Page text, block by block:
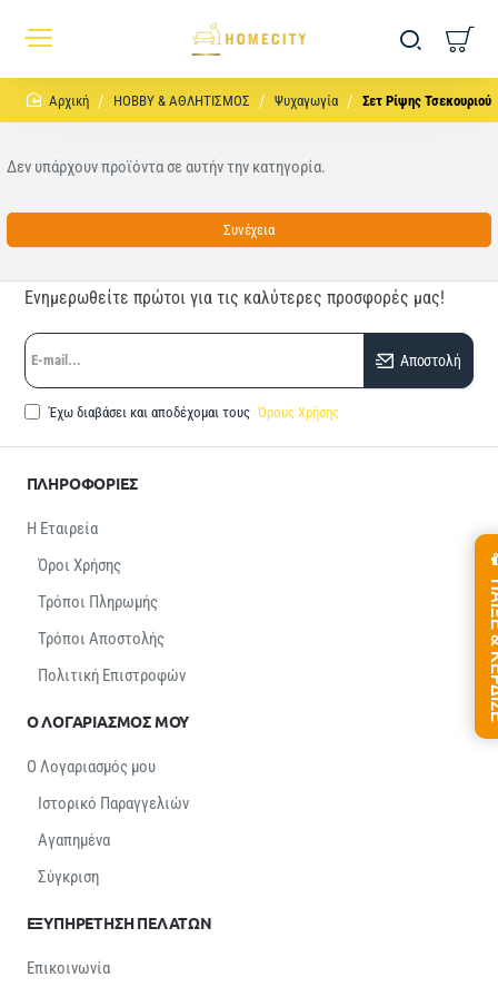
homeHOBBY & ΑΘΛΗΤΙΣΜΟΣ Ψυχαγωγία Σετ Ρίψης Τσεκουριού
Δεν υπάρχουν προϊόντα σε αυτήν την κατηγορία.
Συνέχεια
Ενημερωθείτε πρώτοι για τις καλύτερες προσφορές μας!
E-
mail...
Αποστολή
Έχω διαβάσει και αποδέχομαι τους Όρους Χρήσης
ΠΛΗΡΟΦΟΡΙΕΣ
Η Εταιρεία
Όροι Χρήσης
Τρόποι Πληρωμής
Τρόποι Αποστολής
Πολιτική Επιστροφών
Ο ΛΟΓΑΡΙΑΣΜΟΣ ΜΟΥ
Ο Λογαριασμός μου
Ιστορικό Παραγγελιών
Αγαπημένα
Σύγκριση
ΕΞΥΠΗΡΕΤΗΣΗ ΠΕΛΑΤΩΝ
Επικοινωνία